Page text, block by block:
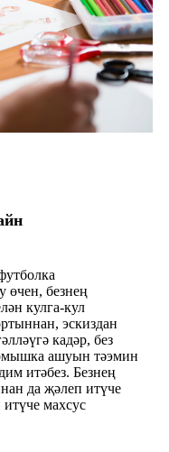
безнең
кулга-кул
эскиздан
кадәр, без
ашуын тәэмин
итәбез. Безнең
да җәлеп итүче
итүче махсус